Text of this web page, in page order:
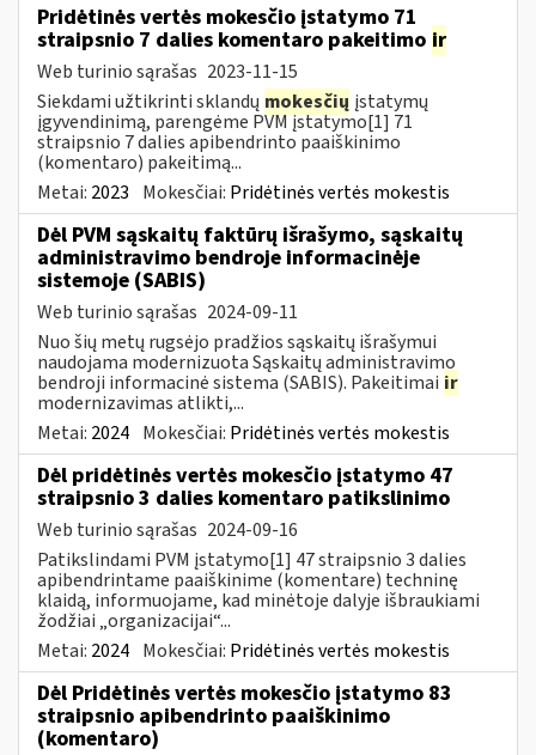
Pridėtinės vertės mokesčio įstatymo 71
straipsnio 7 dalies komentaro pakeitimo ir
Web turinio sąrašas 2023-11-15
Siekdami užtikrinti sklandų mokesčių įstatymų
įgyvendinimą, parengėme PVM įstatymo[1] 71
straipsnio 7 dalies apibendrinto paaiškinimo
(komentaro) pakeitimą...
Metai: 2023 Mokesčiai: Pridėtinės vertės mokestis
Dėl PVM sąskaitų faktūrų išrašymo, sąskaitų
administravimo bendroje informacinėje
sistemoje (SABIS)
Web turinio sąrašas 2024-09-11
Nuo šių metų rugsėjo pradžios sąskaitų išrašymui
naudojama modernizuota Sąskaitų administravimo
bendroji informacinė sistema (SABIS). Pakeitimai ir
modernizavimas atlikti,...
Metai: 2024 Mokesčiai: Pridėtinės vertės mokestis
Dėl pridėtinės vertės mokesčio įstatymo 47
straipsnio 3 dalies komentaro patikslinimo
Web turinio sąrašas 2024-09-16
Patikslindami PVM įstatymo[1] 47 straipsnio 3 dalies
apibendrintame paaiškinime (komentare) techninę
klaidą, informuojame, kad minėtoje dalyje išbraukiami
žodžiai „organizacijai“...
Metai: 2024 Mokesčiai: Pridėtinės vertės mokestis
Dėl Pridėtinės vertės mokesčio įstatymo 83
straipsnio apibendrinto paaiškinimo
(komentaro)